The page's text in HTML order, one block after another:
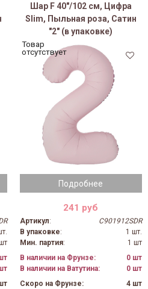
Шар F 40"/102 см, Цифра
Slim, Пыльная роза, Сатин
"2" (в упаковке)
Подробнее
Товар
отсутствует
241 руб
Артикул:
C901912SDR
В упаковке:
1 шт.
Мин. партия:
1 шт
В наличии на Фрунзе:
0 шт
В наличии на Ватутина:
0 шт
Скоро на Фрунзе:
4 шт